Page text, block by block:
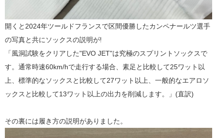
開くと2024年ツールドフランスで区間優勝したカンペナールツ選手
の写真と共にソックスの説明が!
「風洞試験をクリアした"EVO JET"は究極のスプリントソックスで
す。通常時速60km/hで走行する場合、素足と比較して25ワット以
上、標準的なソックスと比較して27ワット以上、一般的なエアロソ
ックスと比較して13ワット以上の出力を削減します。」(直訳)
その裏には履き方の説明がありました。